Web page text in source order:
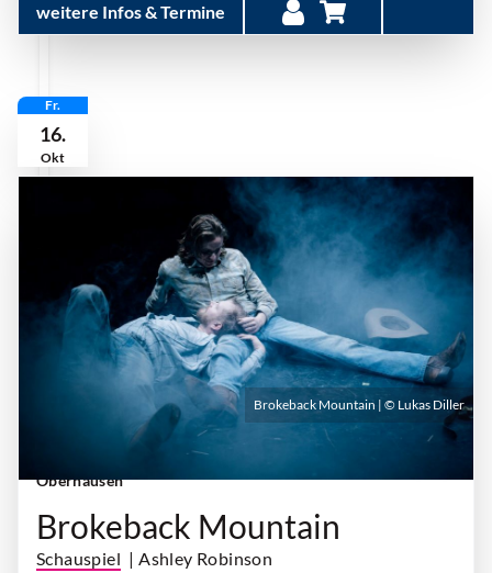
weitere Infos & Termine
Fr.
16.
Okt
Freitag, 16. Oktober 2026 | 19:30 Uhr
Oberhausen
Brokeback Mountain
Schauspiel | Ashley Robinson
Brokeback Mountain | © Lukas Diller